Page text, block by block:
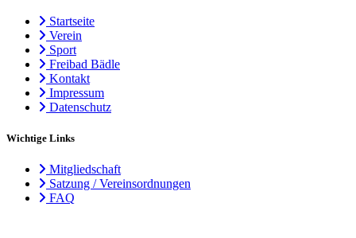
Startseite
Verein
Sport
Freibad Bädle
Kontakt
Impressum
Datenschutz
Wichtige Links
Mitgliedschaft
Satzung / Vereinsordnungen
FAQ